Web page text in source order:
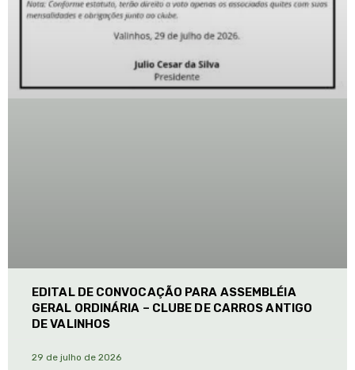
EDITAL DE CONVOCAÇÃO PARA ASSEMBLÉIA
GERAL ORDINÁRIA – CLUBE DE CARROS ANTIGO
DE VALINHOS
29 de julho de 2026